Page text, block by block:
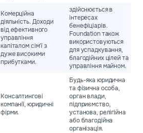
Комерційна
діяльність. Доходи
від ефективного
управління
капіталом сім’ї з
дуже високими
прибутками.
здійснюється в
інтересах
бенефіціарів.
Foundation також
використовуються
для успадкування,
благодійних цілей та
управління майном.
Консалтингові
компанії, юридичні
фірми.
Будь-яка юридична
та фізична особа,
орган влади,
підприємство,
установа, релігійна
або благодійна
організація.